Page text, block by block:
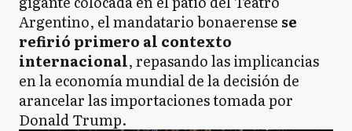
Argentino, el mandatario bonaerense se
refirió primero al contexto
internacional, repasando las implicancias
en la economía mundial de la decisión de
arancelar las importaciones tomada por
Donald Trump.